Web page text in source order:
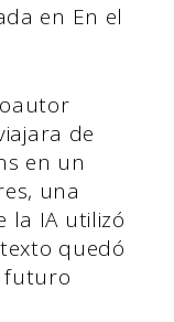
en En el
de
en un
una
la IA utilizó
quedó
futuro